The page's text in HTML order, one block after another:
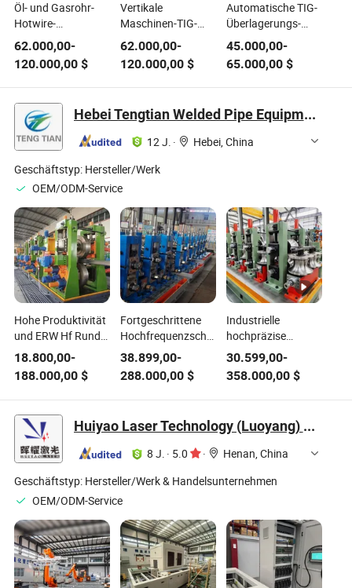
Öl- und Gasrohr-
Hotwire-
Beschichtungs-TIG-
Schweißgerät
62.000,00-
120.000,00 $
Vertikale
Maschinen-TIG-
Schweißgeräte mit
I-Clad 300
Steuerungssystem
62.000,00-
120.000,00$
Automatische TIG-
Überlagerungs-
Argon-Inverter-
für
Überlagerungsschweißen
45.000,00-
65.000,00$
Hebei Tengtian Welded Pipe Equipment Manufacturing Co., Ltd.
12 J. ·
Hebei, China
Geschäftstyp: Hersteller/Werk
OEM/ODM-Service
Hohe Produktivität
und ERW Hf Rund-
und
Quadratrohrschweißmaschine
18.800,00-
188.000,00 $
Fortgeschrittene
Hochfrequenzschweißanlage
für die Produktion
Kohlenstoffstahlrohren,
Rohrherstellungsmaschine,
Rohrmühle
38.899,00-
288.000,00$
Industrielle
hochpräzise
Stahlquadratrohr-
Schweißproduktionslinie
30.599,00-
358.000,00$
Huiyao Laser Technology (Luoyang) Co., Ltd
8 J. · 5.0 ·
Henan, China
Geschäftstyp: Hersteller/Werk & Handelsunternehmen
OEM/ODM-Service